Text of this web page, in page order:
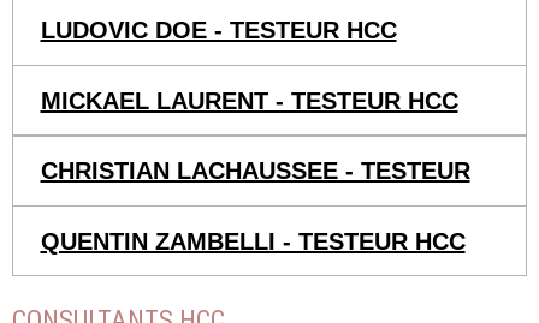
LUDOVIC DOE - TESTEUR HCC
MICKAEL LAURENT - TESTEUR HCC
CHRISTIAN LACHAUSSEE - TESTEUR
QUENTIN ZAMBELLI - TESTEUR HCC